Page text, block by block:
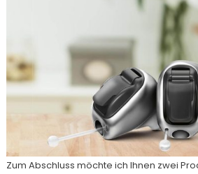
Zum Abschluss möchte ich Ihnen zwei